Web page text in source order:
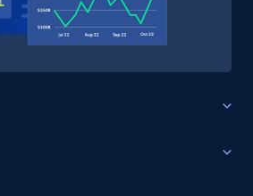
posted, Title, Description,